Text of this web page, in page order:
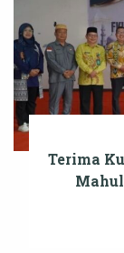
Terima